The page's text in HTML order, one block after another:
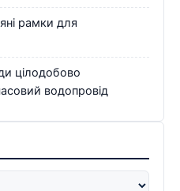
рамки для
цілодобово
водопровід